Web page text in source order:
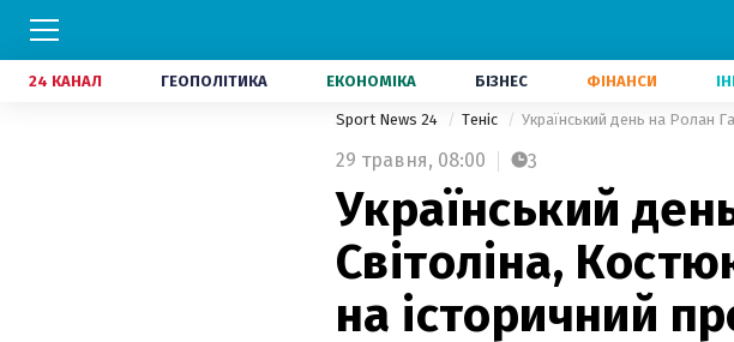
24 КАНАЛ ГЕОПОЛІТИКА ЕКОНОМІКА БІЗНЕС ФІНАНСИ
Sport News 24 Теніс Український день на Ролан
29 травня, 08:00 3
Український
Світоліна,
на історичний